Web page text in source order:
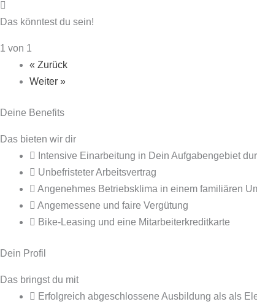
Das könntest du sein!
1 von 1
« Zurück
Weiter »
Deine Benefits
Das bieten wir dir
Intensive Einar­beitung in Dein Aufgaben­gebiet
Unbefristeter Arbeits­vertrag
Angenehmes Betriebs­klima in einem familiären
Angemessene und faire Vergütung
Bike-Leasing und eine Mitarbeiterkreditkarte
Dein Profil
Das bringst du mit
Erfolgreich abgeschlossene Ausbildung als als